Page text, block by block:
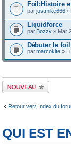
Foil:Histoire
par justmike666 »
Liquidforce
par Bozzy » Mar
Débuter le
par marcokite »
Publier un nouveau
sujet
Retour vers Index du
QUI EST